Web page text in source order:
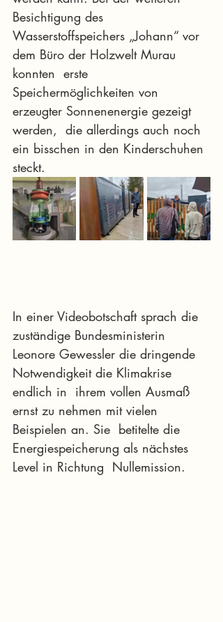
Besichtigung des
Wasserstoffspeichers „Johann“ vor
dem Büro der Holzwelt Murau
konnten  erste
Speichermöglichkeiten von
erzeugter Sonnenenergie gezeigt
werden,  die allerdings auch noch
ein bisschen in den Kinderschuhen
steckt.
In einer Videobotschaft sprach die
zuständige Bundesministerin
Leonore Gewessler die dringende
Notwendigkeit die Klimakrise
endlich in  ihrem vollen Ausmaß
ernst zu nehmen mit vielen
Beispielen an. Sie  betitelte die
Energiespeicherung als nächstes
Level in Richtung  Nullemission.